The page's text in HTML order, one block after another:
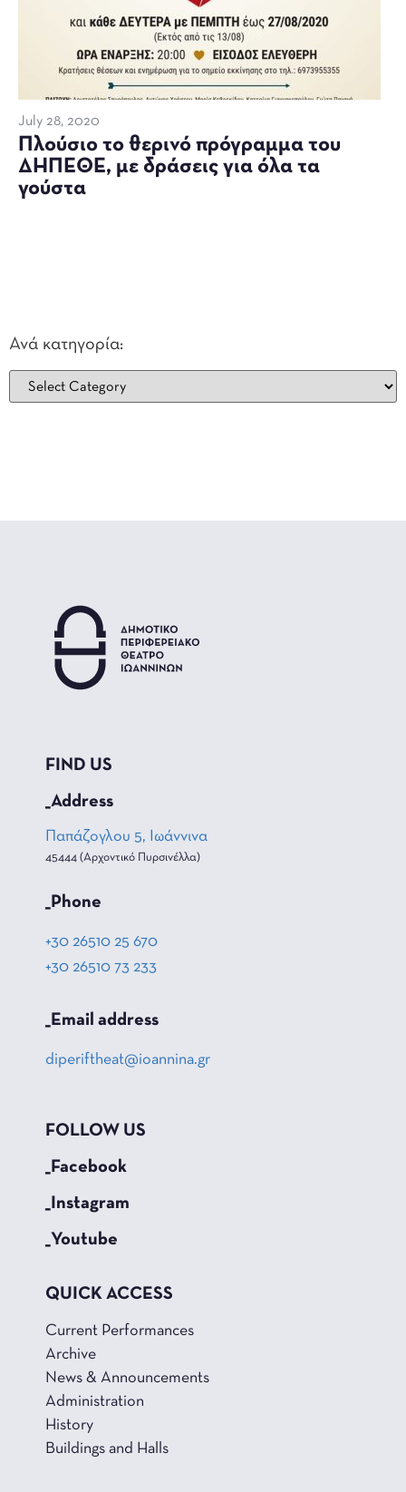
July 28, 2020
Πλούσιο το θερινό πρόγραμμα του
ΔΗΠΕΘΕ, με δράσεις για όλα τα
γούστα
Ανά κατηγορία:
FIND US
_Address
Παπάζογλου 5, Ιωάννινα
45444 (Αρχοντικό Πυρσινέλλα)
_Phone
+30 26510 25 670
+30 26510 73 233
_Email address
diperiftheat@ioannina.gr
FOLLOW US
_Facebook
_Instagram
_Youtube
QUICK ACCESS
Current Performances
Archive
News & Announcements
Administration
History
Buildings and Halls